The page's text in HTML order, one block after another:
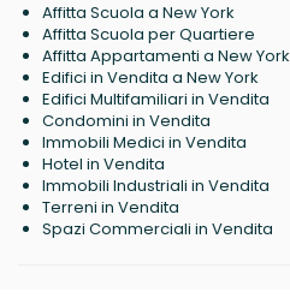
Affitta Scuola a New York
Affitta Scuola per Quartiere
Affitta Appartamenti a New York
Edifici in Vendita a New York
Edifici Multifamiliari in Vendita
Condomini in Vendita
Immobili Medici in Vendita
Hotel in Vendita
Immobili Industriali in Vendita
Terreni in Vendita
Spazi Commerciali in Vendita